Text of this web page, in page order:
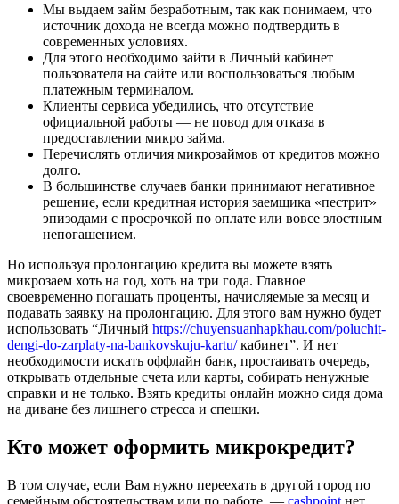
Мы выдаем займ безработным, так как понимаем, что
источник дохода не всегда можно подтвердить в
современных условиях.
Для этого необходимо зайти в Личный кабинет
пользователя на сайте или воспользоваться любым
платежным терминалом.
Клиенты сервиса убедились, что отсутствие
официальной работы — не повод для отказа в
предоставлении микро займа.
Перечислять отличия микрозаймов от кредитов можно
долго.
В большинстве случаев банки принимают негативное
решение, если кредитная история заемщика «пестрит»
эпизодами с просрочкой по оплате или вовсе злостным
непогашением.
Но используя пролонгацию кредита вы можете взять
микрозаем хоть на год, хоть на три года. Главное
своевременно погашать проценты, начисляемые за месяц и
подавать заявку на пролонгацию. Для этого вам нужно будет
использовать “Личный https://chuyensuanhapkhau.com/poluchit-
dengi-do-zarplaty-na-bankovskuju-kartu/кабинет”. И нет
необходимости искать оффлайн банк, простаивать очередь,
открывать отдельные счета или карты, собирать ненужные
справки и не только. Взять кредиты онлайн можно сидя дома
на диване без лишнего стресса и спешки.
Кто может оформить микрокредит?
В том случае, если Вам нужно переехать в другой город по
семейным обстоятельствам или по работе, — cashpoint нет